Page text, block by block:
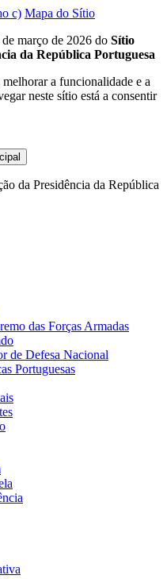
c) Mapa do Sítio
março de 2026 do Sítio
da República Portuguesa
a funcionalidade e a
neste sítio está a consentir
da Presidência da República
das Forças Armadas
de Defesa Nacional
Portuguesas